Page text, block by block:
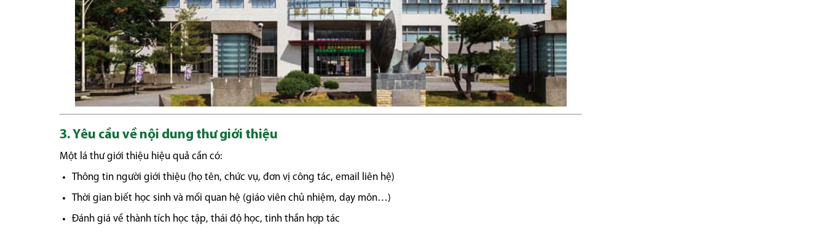
3. Yêu cầu về nội dung thư giới thiệu
Một lá thư giới thiệu hiệu quả cần có:
Thông tin người giới thiệu (họ tên, chức vụ, đơn vị công tác, email liên hệ)
Thời gian biết học sinh và mối quan hệ (giáo viên chủ nhiệm, dạy môn…)
Đánh giá về thành tích học tập, thái độ học, tinh thần hợp tác